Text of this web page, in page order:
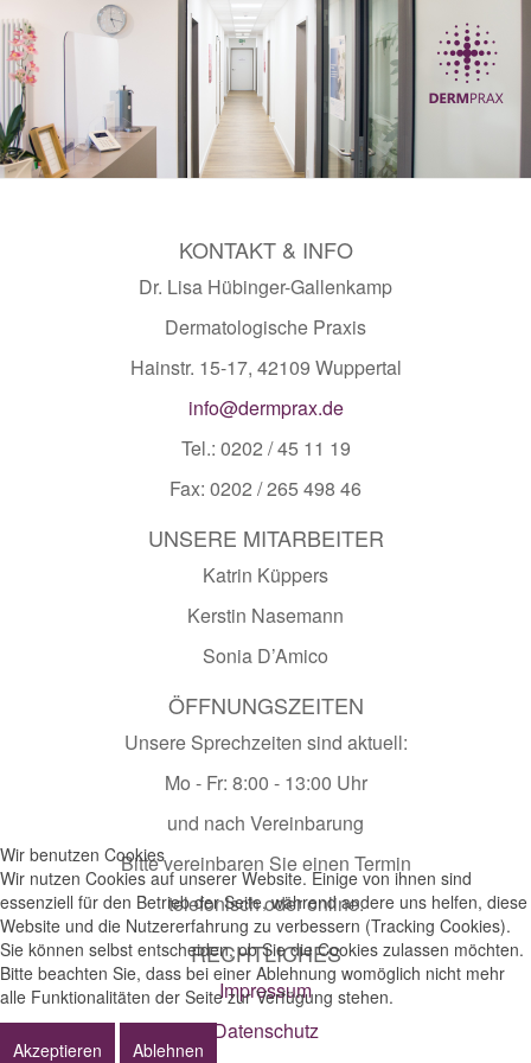
KONTAKT & INFO
Dr. Lisa Hübinger-Gallenkamp
Dermatologische Praxis
Hainstr. 15-17, 42109 Wuppertal
info@dermprax.de
Tel.: 0202 / 45 11 19
Fax: 0202 / 265 498 46
UNSERE MITARBEITER
Katrin Küppers
Kerstin Nasemann
Sonia D’Amico
ÖFFNUNGSZEITEN
Unsere Sprechzeiten sind aktuell:
Mo - Fr: 8:00 - 13:00 Uhr
und nach Vereinbarung
Bitte vereinbaren Sie einen Termin
telefonisch oder online.
RECHTLICHES
Impressum
Datenschutz
Wir benutzen Cookies
Wir nutzen Cookies auf unserer Website. Einige von ihnen sind
essenziell für den Betrieb der Seite, während andere uns helfen, diese
Website und die Nutzererfahrung zu verbessern (Tracking Cookies).
Sie können selbst entscheiden, ob Sie die Cookies zulassen möchten.
Bitte beachten Sie, dass bei einer Ablehnung womöglich nicht mehr
alle Funktionalitäten der Seite zur Verfügung stehen.
Akzeptieren Ablehnen